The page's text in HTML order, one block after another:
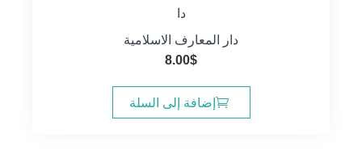
دا
دار المعارف الاسلامية
8.00$
إضافة إلى السلة